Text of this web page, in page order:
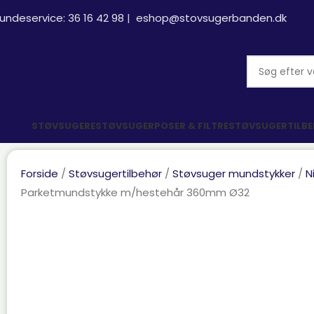
36 16 42 98 | eshop@stovsugerbanden.dk
STØVSUGERESTØVSUGERPOSER & FILTRE
Forside Støvsugertilbehør Støvsuger mundstykker
Parketmundstykke m/hestehår 360mm Ø32